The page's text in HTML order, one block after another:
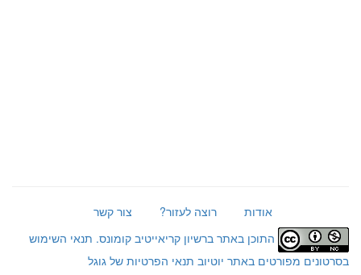
אודות רוצה לעזור?
צור קשר
התוכן באתר ברשיון קריאייטיב קומונס. תנאי השימוש
בסרטונים מפורטים באתר יוטיוב תנאי הפרטיות של גוגל